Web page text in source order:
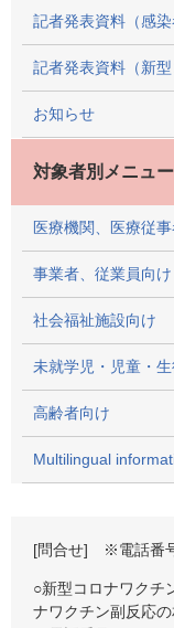
記者発表資料（感染
記者発表資料（新型
お知らせ
対象者別メニュー
医療機関、医療従
事業者、従業員向け
社会福祉施設向け
未就学児・児童・
高齢者向け
Multilingual
[問合せ] ※電話番
○新型コロナワクチ
ナワクチン副反応の